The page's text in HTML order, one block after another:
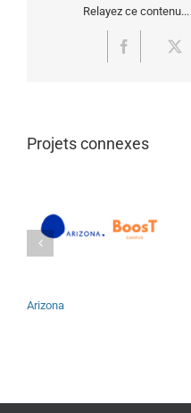
Relayez ce
Facebook
Projets connexes
Arizona